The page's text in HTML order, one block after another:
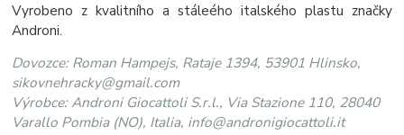
Vyrobeno z kvalitního a stáleého italského plastu značky
Androni.
Dovozce: Roman Hampejs, Rataje 1394, 53901 Hlinsko,
sikovnehracky@gmail.com
Výrobce: Androni Giocattoli S.r.l., Via Stazione 110, 28040
Varallo Pombia (NO), Italia, info@andronigiocattoli.it